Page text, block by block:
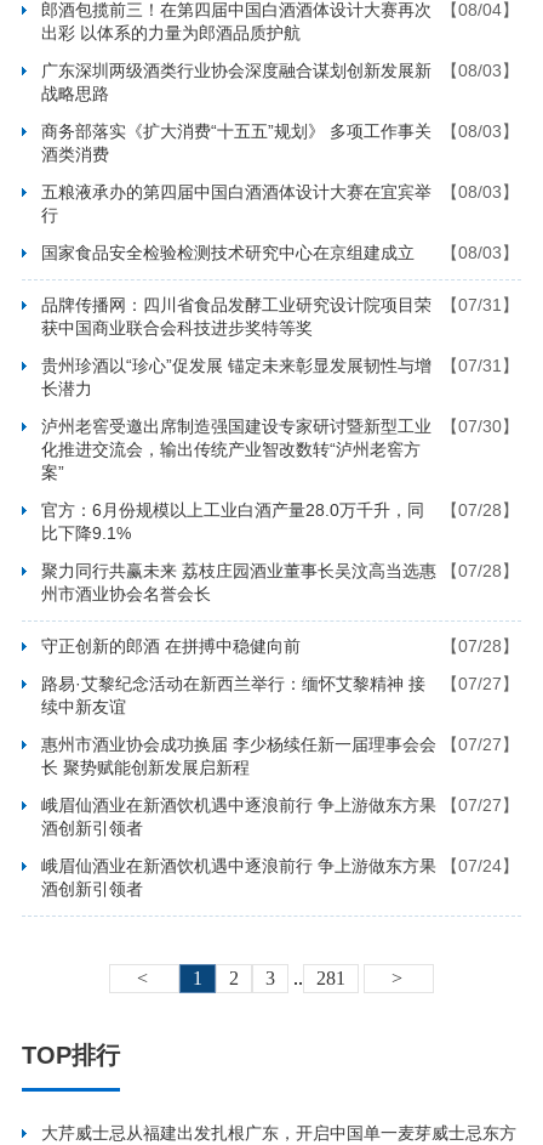
郎酒包揽前三！在第四届中国白酒酒体设计大赛再次
出彩 以体系的力量为郎酒品质护航
【08/04】
广东深圳两级酒类行业协会深度融合谋划创新发展新
战略思路
【08/03】
商务部落实《扩大消费“十五五”规划》 多项工作事关
酒类消费
【08/03】
五粮液承办的第四届中国白酒酒体设计大赛在宜宾举
行
【08/03】
国家食品安全检验检测技术研究中心在京组建成立 【08/03】
品牌传播网：四川省食品发酵工业研究设计院项目荣
获中国商业联合会科技进步奖特等奖
【07/31】
贵州珍酒以“珍心”促发展 锚定未来彰显发展韧性与增
长潜力
【07/31】
泸州老窖受邀出席制造强国建设专家研讨暨新型工业
化推进交流会，输出传统产业智改数转“泸州老窖方
案”
【07/30】
官方：6月份规模以上工业白酒产量28.0万千升，同
比下降9.1%
【07/28】
聚力同行共赢未来 荔枝庄园酒业董事长吴汶高当选惠
州市酒业协会名誉会长
【07/28】
守正创新的郎酒 在拼搏中稳健向前
【07/28】
路易·艾黎纪念活动在新西兰举行：缅怀艾黎精神 接
续中新友谊
【07/27】
惠州市酒业协会成功换届 李少杨续任新一届理事会会
长 聚势赋能创新发展启新程
【07/27】
峨眉仙酒业在新酒饮机遇中逐浪前行 争上游做东方果
酒创新引领者
【07/27】
峨眉仙酒业在新酒饮机遇中逐浪前行 争上游做东方果
酒创新引领者
【07/24】
< 1 2 3 .. 281 >
TOP排行
大芹威士忌从福建出发扎根广东，开启中国单一麦芽威士忌东方